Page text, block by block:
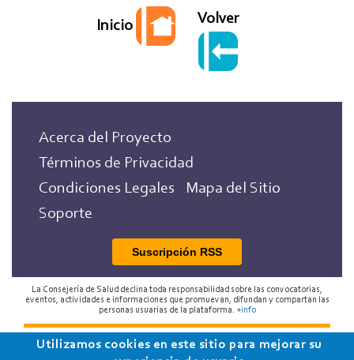
Inicio Volver
Acerca del Proyecto
Términos de Privacidad
Condiciones Legales
Mapa del Sitio
Soporte
Suscripción RSS
La Consejería de Salud declina toda responsabilidad sobre las convocatorias,
eventos, actividades e informaciones que promuevan, difundan y compartan las
personas usuarias de la plataforma. +info
2018 Programa de Envejecimiento Saludable de la
Utilizamos cookies en este sitio para mejorar su